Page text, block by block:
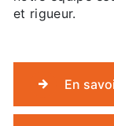
et rigueur.
En